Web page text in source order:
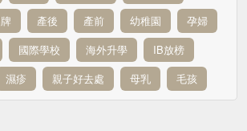
產後 產前 幼稚園
孕婦
國際學校 海外升學
IB放榜
濕疹 親子好去處 母乳 毛孩